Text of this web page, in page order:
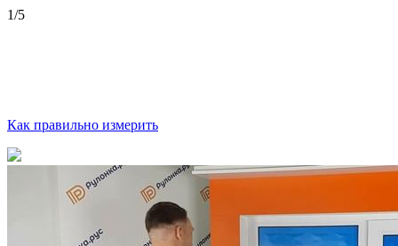
1/5
Как правильно измерить